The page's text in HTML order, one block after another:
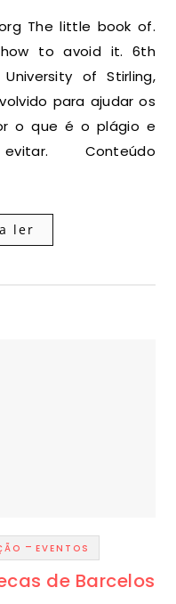
to avoid it. 6th
of Stirling,
para ajudar os
o que é o plágio e
evitar. Conteúdo
ler
- EVENTOS
de Barcelos